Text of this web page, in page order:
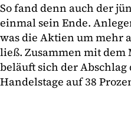
So fand denn auch der
einmal sein Ende.
was die Aktien um mehr
ließ. Zusammen mit dem
beläuft sich der
Handelstage auf 38